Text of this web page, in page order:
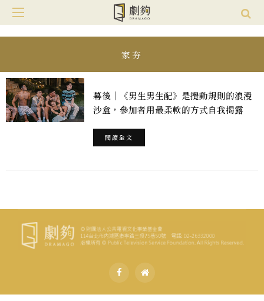
家夯
幕後｜《男生男生配》是攪動規則的浪漫
沙盒，參加者用最柔軟的方式自我揭露
閱讀全文